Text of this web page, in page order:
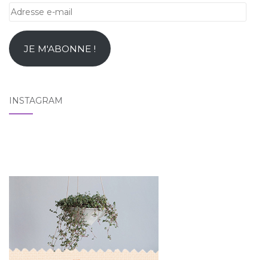
Adresse
mailJE M'ABONNE !
INSTAGRAM